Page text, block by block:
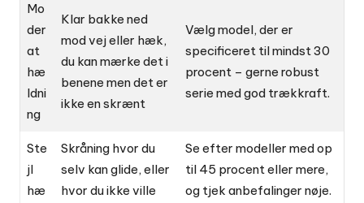
Mo
der
at
hæ
ldni
ng
Klar bakke ned
mod vej eller hæk,
du kan mærke det i
benene men det er
ikke en skrænt
Vælg model, der er
specificeret til mindst 30
procent – gerne robust
serie med god trækkraft.
Ste
jl
hæ
Skråning hvor du
selv kan glide, eller
hvor du ikke ville
Se efter modeller med op
til 45 procent eller mere,
og tjek anbefalinger nøje.